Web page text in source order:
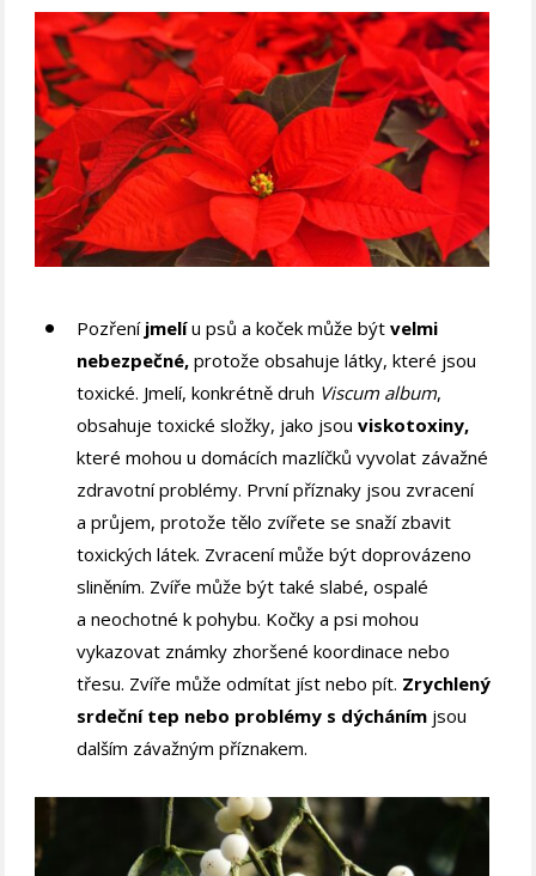
Pozření jmelíu psů a koček může býtvelmi
nebezpečné, protože obsahuje látky, které jsou
toxické. Jmelí, konkrétně druh Viscum album,
obsahuje toxické složky, jako jsouviskotoxiny,
které mohou u domácích mazlíčků vyvolat závažné
zdravotní problémy. První příznaky jsou zvracení
a průjem, protože tělo zvířete se snaží zbavit
toxických látek. Zvracení může být doprovázeno
sliněním. Zvíře může být také slabé, ospalé
a neochotné k pohybu. Kočky a psi mohou
vykazovat známky zhoršené koordinace nebo
třesu. Zvíře může odmítat jíst nebo pít. Zrychlený
srdeční tep nebo problémy s dýcháním jsou
dalším závažným příznakem.